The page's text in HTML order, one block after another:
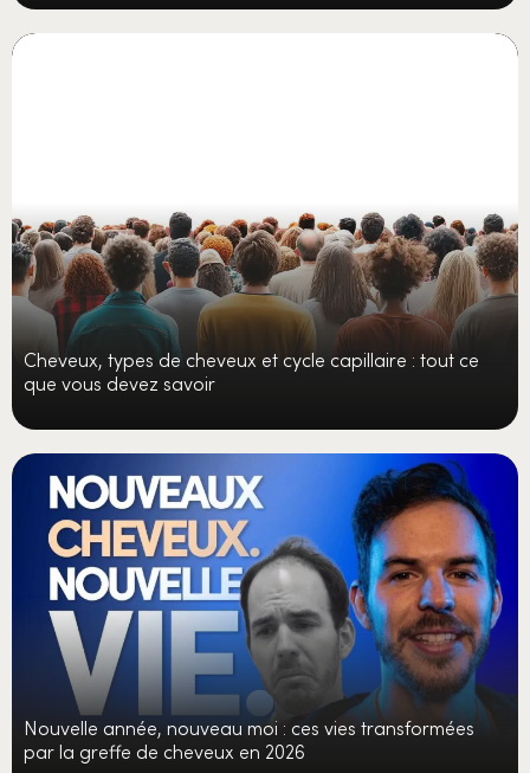
Cheveux, types de cheveux et cycle capillaire : tout ce
que vous devez savoir
Nouvelle année, nouveau moi : ces vies transformées
par la greffe de cheveux en 2026